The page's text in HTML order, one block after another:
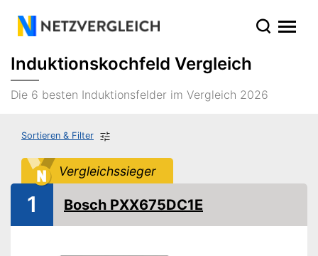
Induktionskochfeld Vergleich
Die 6 besten Induktionsfelder im Vergleich 2026
Sortieren & Filter
Vergleichssieger
1 Bosch PXX675DC1E